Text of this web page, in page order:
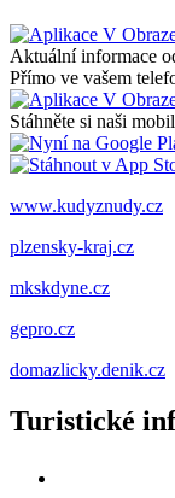
Aktuální informace
Přímo ve vašem
Stáhněte si naši
www.kudyznudy.cz
plzensky-kraj.cz
mkskdyne.cz
gepro.cz
domazlicky.denik.cz
Turistické